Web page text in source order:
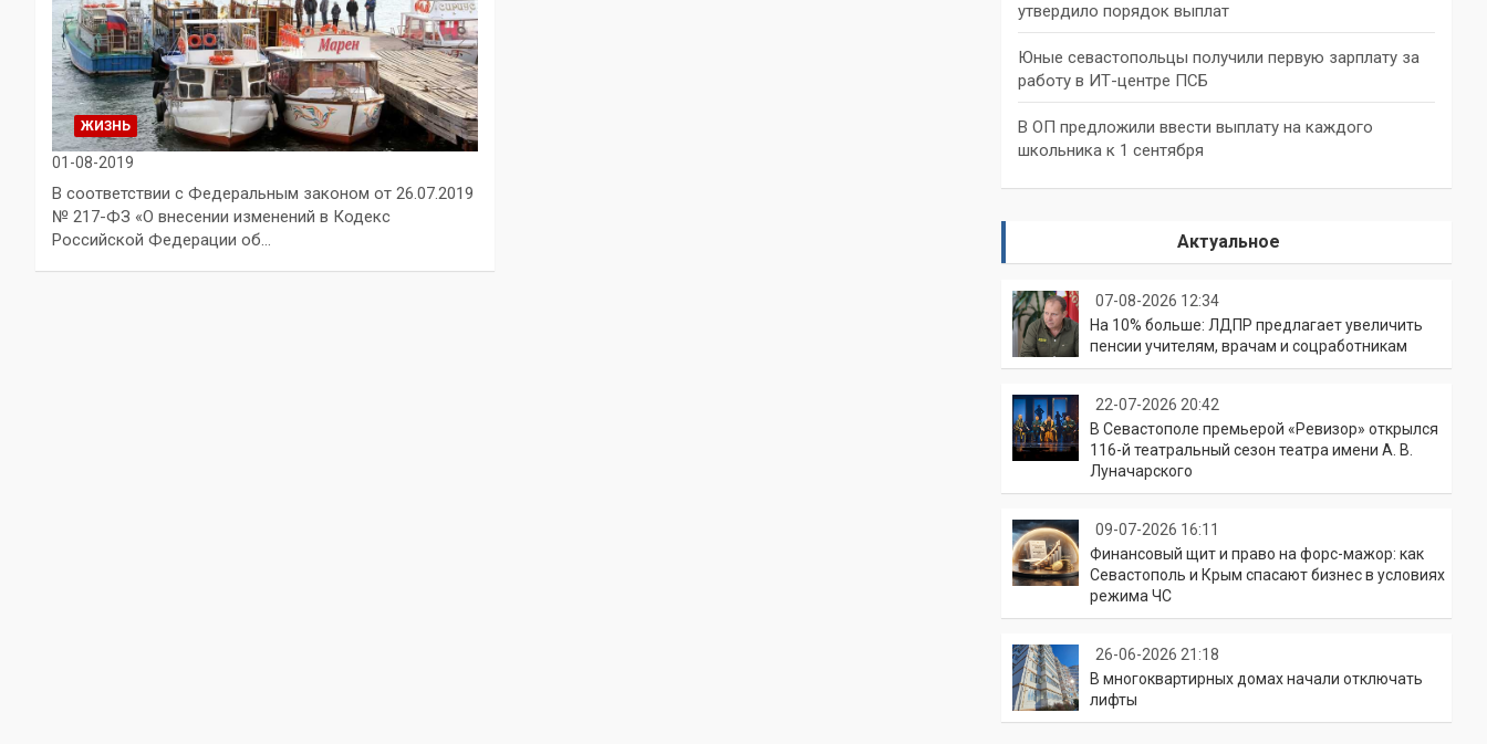
ЖИЗНЬ
01-08-2019
В соответствии с Федеральным законом от 26.07.2019
№ 217-ФЗ «О внесении изменений в Кодекс
Российской Федерации об…
утвердило порядок выплат
Юные севастопольцы получили первую зарплату за
работу в ИТ-центре ПСБ
В ОП предложили ввести выплату на каждого
школьника к 1 сентября
Актуальное
07-08-2026 12:34
На 10% больше: ЛДПР предлагает увеличить
пенсии учителям, врачам и соцработникам
22-07-2026 20:42
В Севастополе премьерой «Ревизор» открылся
116-й театральный сезон театра имени А. В.
Луначарского
09-07-2026 16:11
Финансовый щит и право на форс-мажор: как
Севастополь и Крым спасают бизнес в условиях
режима ЧС
26-06-2026 21:18
В многоквартирных домах начали отключать
лифты